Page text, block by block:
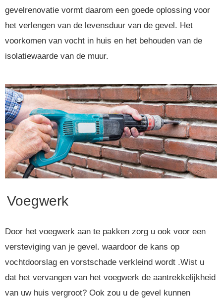
gevelrenovatie vormt daarom een goede oplossing voor
het verlengen van de levensduur van de gevel. Het
voorkomen van vocht in huis en het behouden van de
isolatiewaarde van de muur.
Voegwerk
Door het voegwerk aan te pakken zorg u ook voor een
versteviging van je gevel. waardoor de kans op
vochtdoorslag en vorstschade verkleind wordt .Wist u
dat het vervangen van het voegwerk de aantrekkelijkheid
van uw huis vergroot? Ook zou u de gevel kunnen